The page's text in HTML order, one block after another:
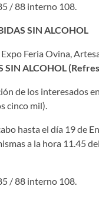
/ 88 interno 108.
SIN ALCOHOL
Feria Ovina,
SIN ALCOHOL
de los interesados
cinco mil).
hasta el día 19 de
a la hora 11.45
/ 88 interno 108.